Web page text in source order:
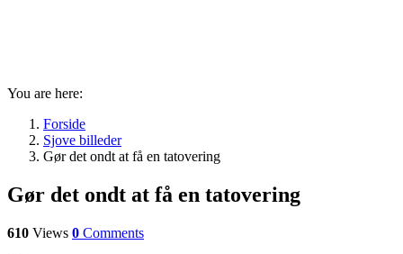
You are here:
Forside
Sjove billeder
Gør det ondt at få en tatovering
Gør det ondt at få en tatovering
610 Views 0 Comments